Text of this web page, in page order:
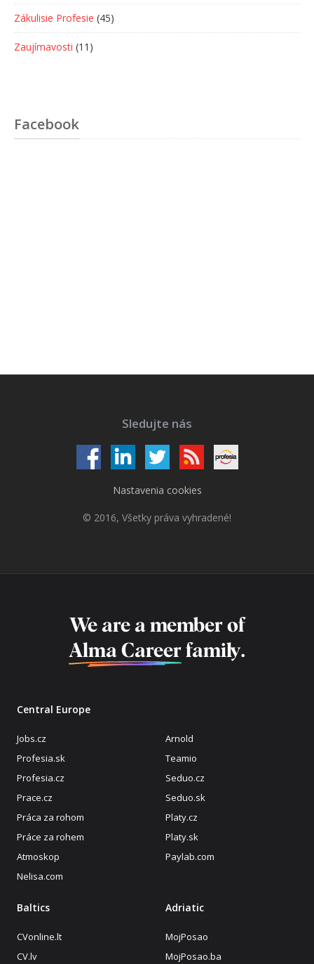
Zákulisie Profesie (45)
Zaujímavosti (11)
Facebook
Sledujte nás
Nastavenia cookies
© 2016, Všetky práva vyhradené!
We are a member of
Alma Career family.
Central Europe
Jobs.cz
Profesia.sk
Profesia.cz
Prace.cz
Práca za rohom
Práce za rohem
Atmoskop
Nelisa.com
Arnold
Teamio
Seduo.cz
Seduo.sk
Platy.cz
Platy.sk
Paylab.com
Baltics
CVonline.lt
CV.lv
Adriatic
MojPosao
MojPosao.ba